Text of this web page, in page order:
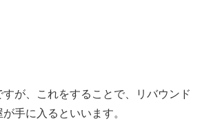
が、これをすることで、リバウンド
手に入るといいます。